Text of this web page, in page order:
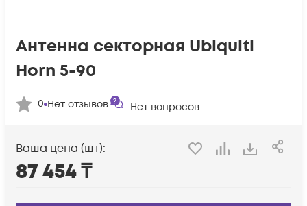
Антенна секторная Ubiquiti
Horn 5-90
0 Нет отзывов Нет вопросов
Ваша цена (шт):
87 454₸